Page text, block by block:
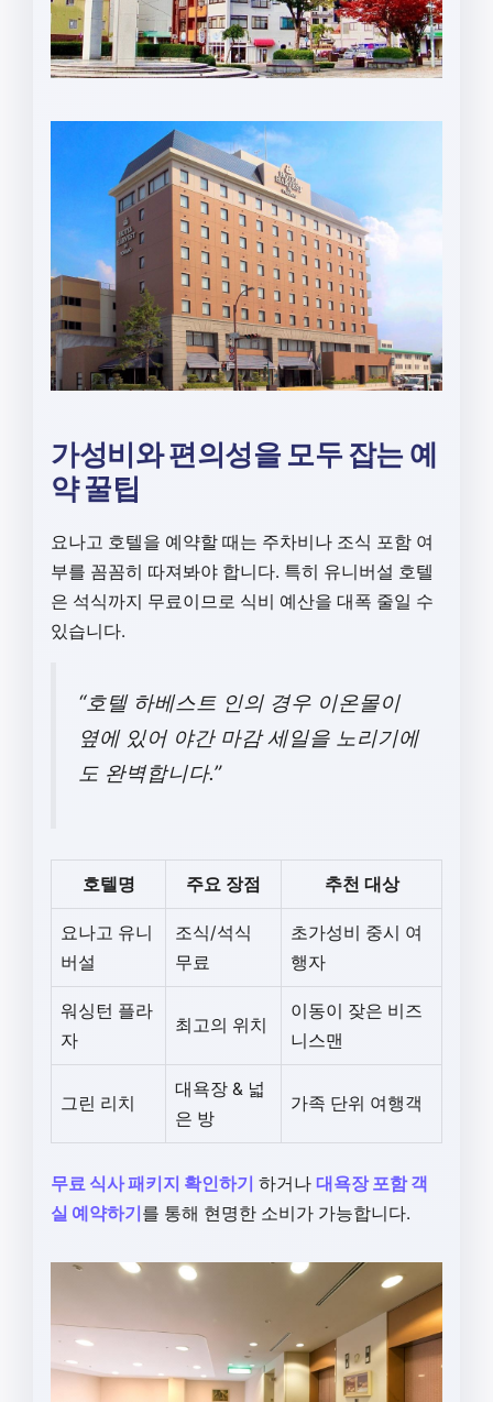
가성비와 편의성을 모두 잡는 예
약 꿀팁
요나고 호텔을 예약할 때는 주차비나 조식 포함 여
부를 꼼꼼히 따져봐야 합니다. 특히 유니버설 호텔
은 석식까지 무료이므로 식비 예산을 대폭 줄일 수
있습니다.
“호텔 하베스트 인의 경우 이온몰이
옆에 있어 야간 마감 세일을 노리기에
도 완벽합니다.”
호텔명 주요 장점 추천 대상
요나고 유니
버설
조식/석식
무료
초가성비 중시 여
행자
워싱턴 플라
자
최고의 위치
이동이 잦은 비즈
니스맨
그린 리치
대욕장 & 넓
은 방
가족 단위 여행객
무료 식사 패키지 확인하기 하거나 대욕장 포함 객
실 예약하기를 통해 현명한 소비가 가능합니다.